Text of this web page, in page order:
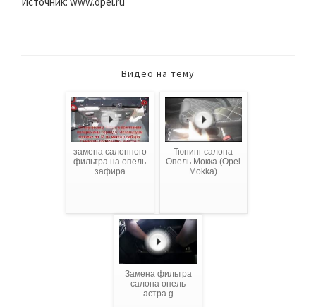
Видео на тему
замена салонного
фильтра на опель
зафира
Тюнинг салона
Опель Мокка (Opel
Mokka)
Замена фильтра
салона опель
астра g